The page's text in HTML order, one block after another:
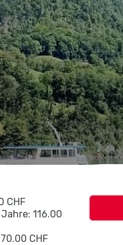
CHF
116.00
CHF